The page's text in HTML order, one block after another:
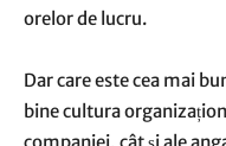
orelor de lucru.
Dar care este cea mai
bine cultura